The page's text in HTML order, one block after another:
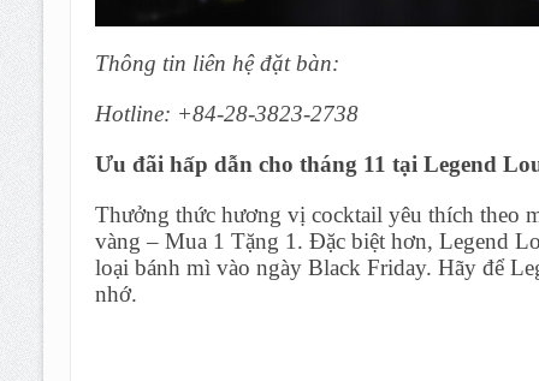
Thông tin liên hệ đặt bàn:
Hotline: +84-28-3823-2738
Ưu đãi hấp dẫn cho tháng 11 tại Legend
Thưởng thức hương vị cocktail yêu thích theo
vàng – Mua 1 Tặng 1. Đặc biệt hơn, Legend
loại bánh mì vào ngày Black Friday. Hãy để
nhớ.